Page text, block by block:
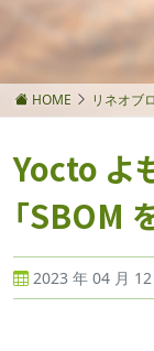
HOME リネオブ
Yocto よ
「SBOM
2023 年 04 月